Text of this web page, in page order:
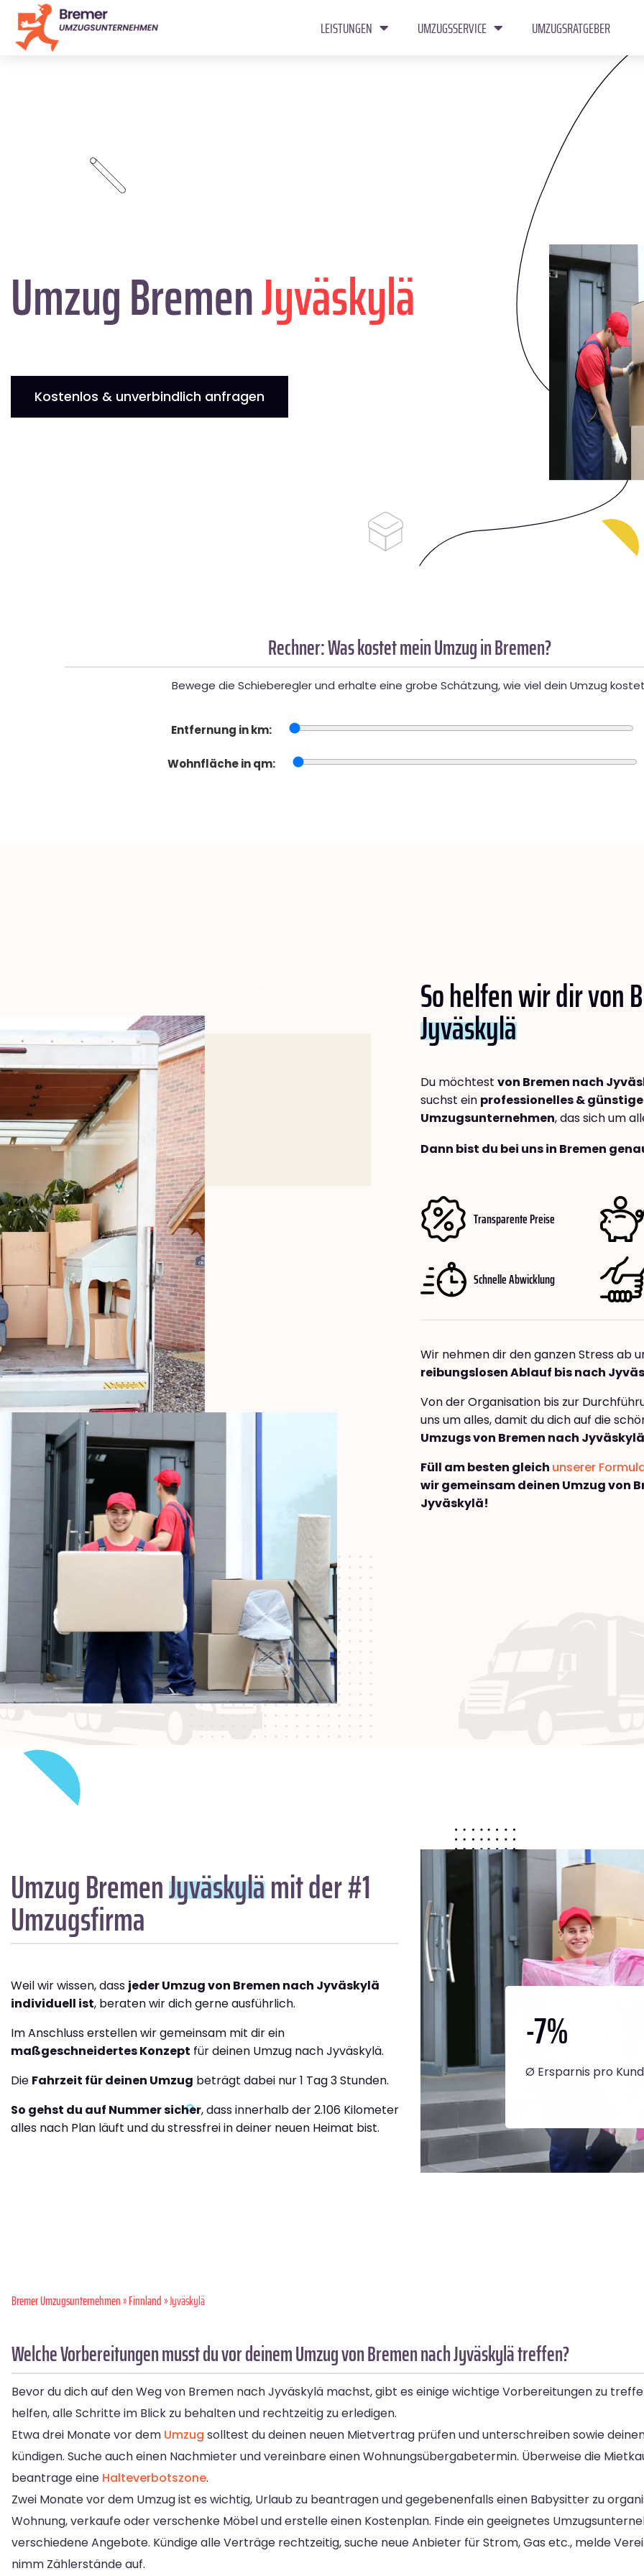
LEISTUNGEN UMZUGSSERVICE UMZUGSRATGEBER
Umzug BremenJyväskylä
Kostenlos & unverbindlich anfragen
Rechner: Was kostet mein Umzug in Bremen?
Bewege die Schieberegler und erhalte eine grobe Schätzung, wie viel dein Umzug
Entfernung in km:
Wohnfläche in qm:
So helfen wir dir von
Jyväskylä
Du möchtest von Bremen nach
suchst ein professionelles &
Umzugsunternehmen, das sich um
Dann bist du bei uns in Bremen
Transparente Preise
Schnelle Abwicklung
Wir nehmen dir den ganzen Stress ab
reibungslosen Ablauf bis nach
Von der Organisation bis zur
uns um alles, damit du dich auf die
Umzugs von Bremen nach Jyväskylä
Füll am besten gleich unserer
wir gemeinsam deinen Umzug von
Jyväskylä!
Umzug BremenJyväskylämit der #1
Umzugsfirma
Weil wir wissen, dass jeder Umzug von Bremen nach Jyväskylä
individuell ist, beraten wir dich gerne ausführlich.
Im Anschluss erstellen wir gemeinsam mit dir ein
maßgeschneidertes Konzept für deinen Umzug nach Jyväskylä.
Die Fahrzeit für deinen Umzug beträgt dabei nur 1 Tag 3 Stunden.
So gehst du auf Nummer sicher, dass innerhalb der 2.106 Kilometer
alles nach Plan läuft und du stressfrei in deiner neuen Heimat bist.
-7%
Ø Ersparnis pro
Bremer Umzugsunternehmen»Finnland» Jyväskylä
Welche Vorbereitungen musst du vor deinem Umzug von Bremen nach Jyväskylä treffen?
Bevor du dich auf den Weg von Bremen nach Jyväskylä machst, gibt es einige wichtige Vorbereitungen zu
helfen, alle Schritte im Blick zu behalten und rechtzeitig zu erledigen.
Etwa drei Monate vor dem Umzug solltest du deinen neuen Mietvertrag prüfen und unterschreiben sowie
kündigen. Suche auch einen Nachmieter und vereinbare einen Wohnungsübergabetermin. Überweise die
beantrage eine Halteverbotszone.
Zwei Monate vor dem Umzug ist es wichtig, Urlaub zu beantragen und gegebenenfalls einen Babysitter zu
Wohnung, verkaufe oder verschenke Möbel und erstelle einen Kostenplan. Finde ein geeignetes
verschiedene Angebote. Kündige alle Verträge rechtzeitig, suche neue Anbieter für Strom, Gas etc., melde
nimm Zählerstände auf.